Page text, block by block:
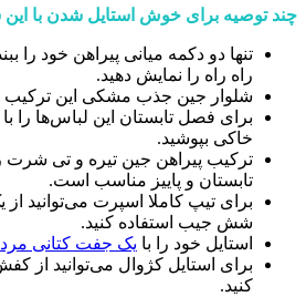
چند توصیه برای خوش استایل شدن با
تنها دو دکمه میانی پیراهن خود را
راه راه را نمایش دهید.
شلوار جین جذب مشکی این
برای فصل تابستان این لباس‌ها را با
خاکی بپوشید.
ترکیب پیراهن جین تیره و تی شرت
تابستان و پاییز مناسب است.
برای تیپ کاملا اسپرت می‌توانید
شش جیب استفاده کنید.
استایل خود را با یک جفت کتانی
برای استایل کژوال می‌توانید از
کنید.